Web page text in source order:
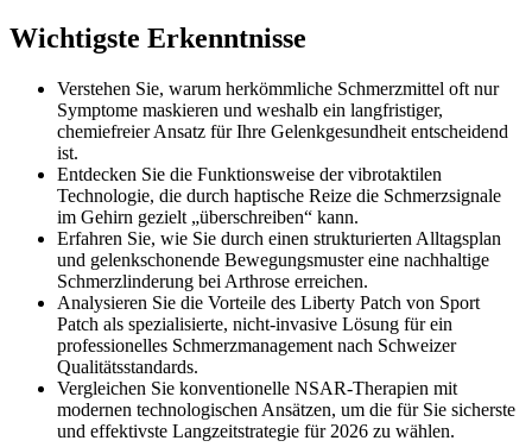
Wichtigste Erkenntnisse
Verstehen Sie, warum herkömmliche Schmerzmittel oft nur
Symptome maskieren und weshalb ein langfristiger,
chemiefreier Ansatz für Ihre Gelenkgesundheit entscheidend
ist.
Entdecken Sie die Funktionsweise der vibrotaktilen
Technologie, die durch haptische Reize die Schmerzsignale
im Gehirn gezielt „überschreiben“ kann.
Erfahren Sie, wie Sie durch einen strukturierten Alltagsplan
und gelenkschonende Bewegungsmuster eine nachhaltige
Schmerzlinderung bei Arthrose erreichen.
Analysieren Sie die Vorteile des Liberty Patch von Sport
Patch als spezialisierte, nicht-invasive Lösung für ein
professionelles Schmerzmanagement nach Schweizer
Qualitätsstandards.
Vergleichen Sie konventionelle NSAR-Therapien mit
modernen technologischen Ansätzen, um die für Sie sicherste
und effektivste Langzeitstrategie für 2026 zu wählen.